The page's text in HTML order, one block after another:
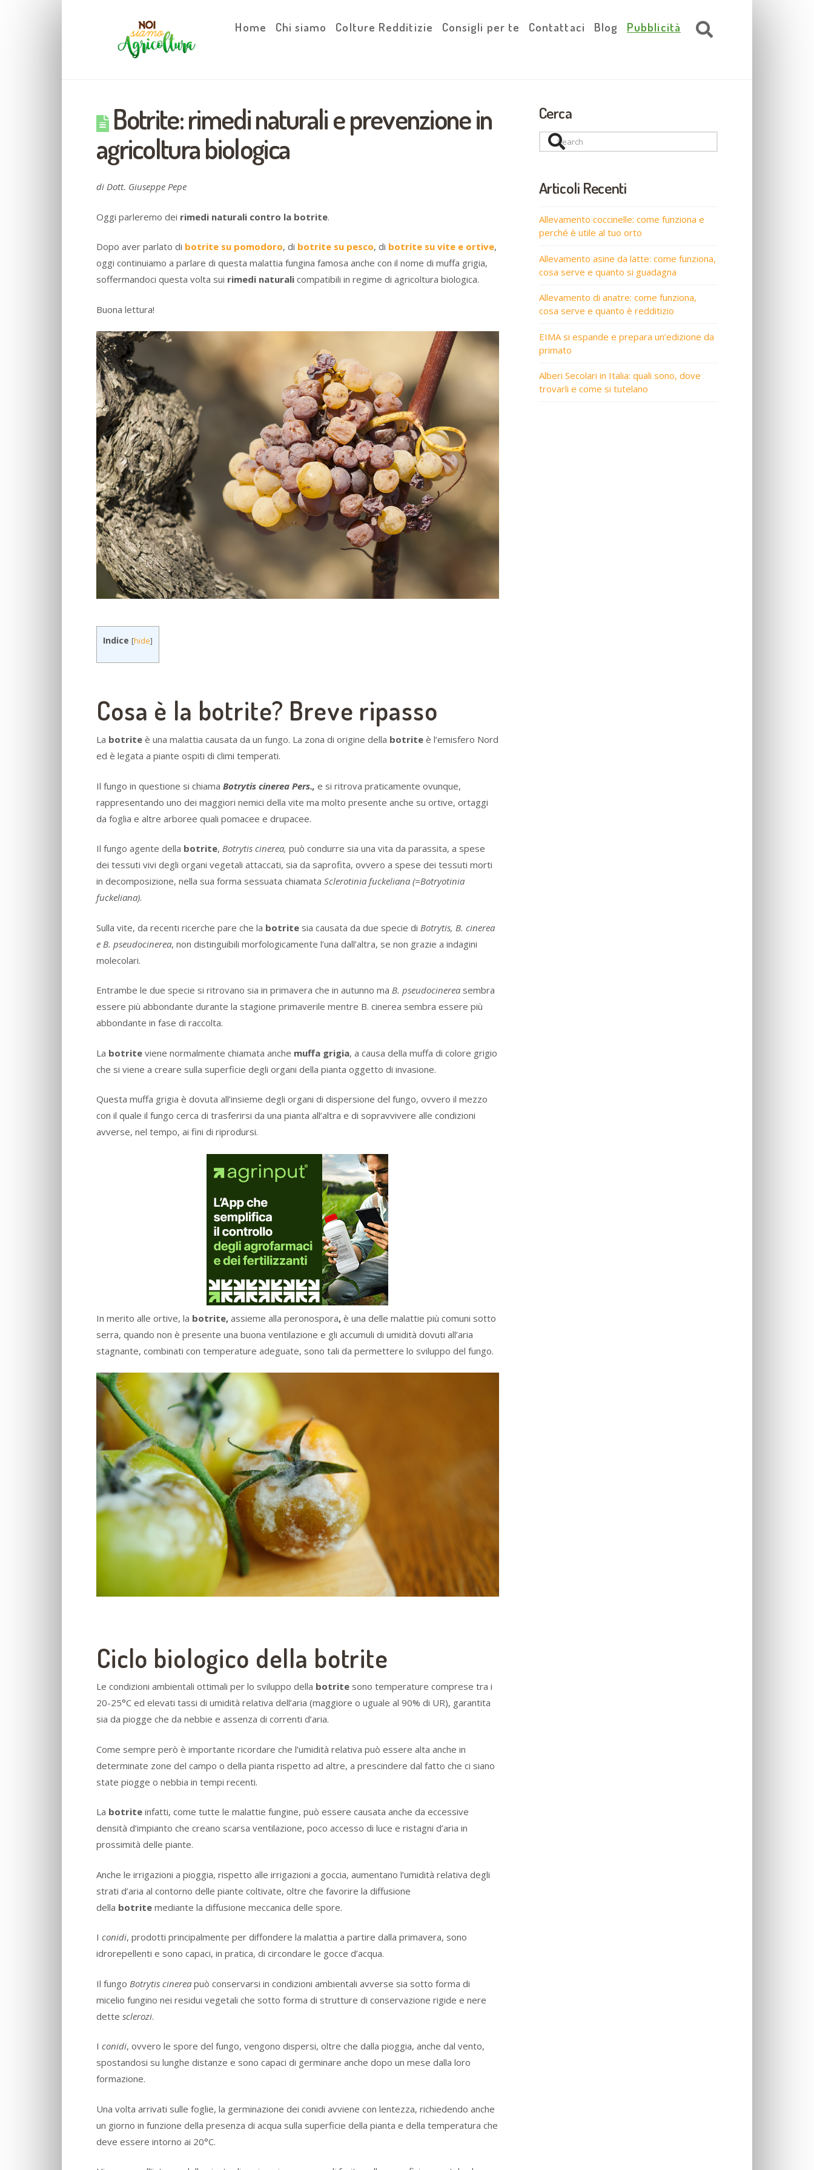
Home Chi siamo Colture Redditizie Consigli per te Contattaci Blog Pubblicità
Botrite: rimedi naturali e prevenzione in
agricoltura biologica
di Dott. Giuseppe Pepe
Oggi parleremo dei rimedi naturali contro la botrite.
Dopo aver parlato di botrite su pomodoro, di botrite su pesco, di botrite su vite e ortive,
oggi continuiamo a parlare di questa malattia fungina famosa anche con il nome di muffa grigia,
soffermandoci questa volta sui rimedi naturali compatibili in regime di agricoltura biologica.
Buona lettura!
Indice [hide]
Cosa è la botrite? Breve ripasso
La botrite è una malattia causata da un fungo. La zona di origine della botrite è l’emisfero Nord
ed è legata a piante ospiti di climi temperati.
Il fungo in questione si chiama Botrytis cinerea Pers., e si ritrova praticamente ovunque,
rappresentando uno dei maggiori nemici della vite ma molto presente anche su ortive, ortaggi
da foglia e altre arboree quali pomacee e drupacee.
Il fungo agente della botrite, Botrytis cinerea, può condurre sia una vita da parassita, a spese
dei tessuti vivi degli organi vegetali attaccati, sia da saprofita, ovvero a spese dei tessuti morti
in decomposizione, nella sua forma sessuata chiamata Sclerotinia fuckeliana (=Botryotinia
fuckeliana).
Sulla vite, da recenti ricerche pare che la botrite sia causata da due specie di Botrytis, B. cinerea
e B. pseudocinerea, non distinguibili morfologicamente l’una dall’altra, se non grazie a indagini
molecolari.
Entrambe le due specie si ritrovano sia in primavera che in autunno ma B. pseudocinerea sembra
essere più abbondante durante la stagione primaverile mentre B. cinerea sembra essere più
abbondante in fase di raccolta.
La botrite viene normalmente chiamata anche muffa grigia, a causa della muffa di colore grigio
che si viene a creare sulla superficie degli organi della pianta oggetto di invasione.
Questa muffa grigia è dovuta all’insieme degli organi di dispersione del fungo, ovvero il mezzo
con il quale il fungo cerca di trasferirsi da una pianta all’altra e di sopravvivere alle condizioni
avverse, nel tempo, ai fini di riprodursi.
In merito alle ortive, la botrite, assieme alla peronospora, è una delle malattie più comuni sotto
serra, quando non è presente una buona ventilazione e gli accumuli di umidità dovuti all’aria
stagnante, combinati con temperature adeguate, sono tali da permettere lo sviluppo del fungo.
Ciclo biologico della botrite
Le condizioni ambientali ottimali per lo sviluppo della botrite sono temperature comprese tra i
20-25°C ed elevati tassi di umidità relativa dell’aria (maggiore o uguale al 90% di UR), garantita
sia da piogge che da nebbie e assenza di correnti d’aria.
Come sempre però è importante ricordare che l’umidità relativa può essere alta anche in
determinate zone del campo o della pianta rispetto ad altre, a prescindere dal fatto che ci siano
state piogge o nebbia in tempi recenti.
La botrite infatti, come tutte le malattie fungine, può essere causata anche da eccessive
densità d’impianto che creano scarsa ventilazione, poco accesso di luce e ristagni d’aria in
prossimità delle piante.
Anche le irrigazioni a pioggia, rispetto alle irrigazioni a goccia, aumentano l’umidità relativa degli
strati d’aria al contorno delle piante coltivate, oltre che favorire la diffusione
della botrite mediante la diffusione meccanica delle spore.
I conidi, prodotti principalmente per diffondere la malattia a partire dalla primavera, sono
idrorepellenti e sono capaci, in pratica, di circondare le gocce d’acqua.
Il fungo Botrytis cinerea può conservarsi in condizioni ambientali avverse sia sotto forma di
micelio fungino nei residui vegetali che sotto forma di strutture di conservazione rigide e nere
dette sclerozi.
I conidi, ovvero le spore del fungo, vengono dispersi, oltre che dalla pioggia, anche dal vento,
spostandosi su lunghe distanze e sono capaci di germinare anche dopo un mese dalla loro
formazione.
Una volta arrivati sulle foglie, la germinazione dei conidi avviene con lentezza, richiedendo anche
un giorno in funzione della presenza di acqua sulla superficie della pianta e della temperatura che
deve essere intorno ai 20°C.
Cerca
Search
Articoli Recenti
Allevamento coccinelle: come funziona e
perché è utile al tuo orto
Allevamento asine da latte: come funziona,
cosa serve e quanto si guadagna
Allevamento di anatre: come funziona,
cosa serve e quanto è redditizio
EIMA si espande e prepara un’edizione da
primato
Alberi Secolari in Italia: quali sono, dove
trovarli e come si tutelano